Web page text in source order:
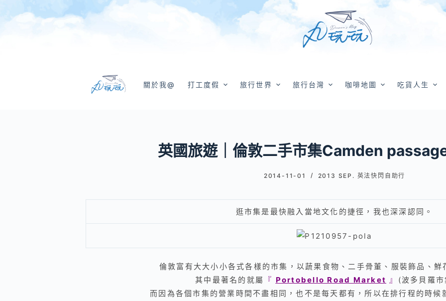
關於我@ 打工度假 旅行世界 旅行台灣 咖啡地圖 吃貨人生
英國旅遊｜倫敦二手市集Camden
2014-11-01 2013 SEP. 英法快閃自助行
逛市集是最快融入當地文化的捷徑，我也深深認同。
倫敦富有大大小小各式各樣的市集，以蔬果食物、二手骨董、服裝飾品、
其中最著名的就屬
『 Portobello Road Market 』 (波多貝羅
而因為各個市集的營業時間不盡相同，也不是每天都有，所以在排行程的時候